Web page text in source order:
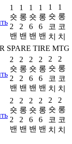
1
숏
2
밴
1
롱
2
밴
1
숏
6
밴
1
롱
6
밴
1
숏
코
치
1
롱
코
치
SPARE TIRE MTG
2
숏
2
밴
2
롱
2
밴
2
숏
6
밴
2
롱
6
밴
2
숏
코
치
2
롱
코
치
2
숏
2
밴
2
롱
2
밴
2
숏
6
밴
2
롱
6
밴
2
숏
코
치
2
롱
코
치